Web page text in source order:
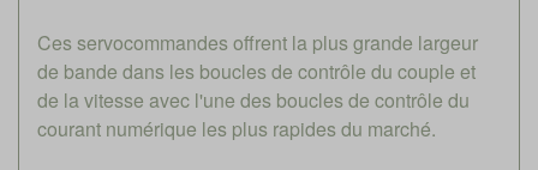
Ces servocommandes offrent la plus grande largeur
de bande dans les boucles de contrôle du couple et
de la vitesse avec l'une des boucles de contrôle du
courant numérique les plus rapides du marché.